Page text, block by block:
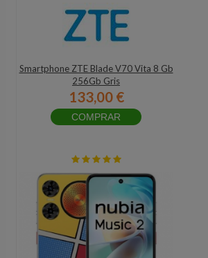
Smartphone ZTE Blade V70 Vita 8 Gb
256Gb Gris
133,00 €
COMPRAR